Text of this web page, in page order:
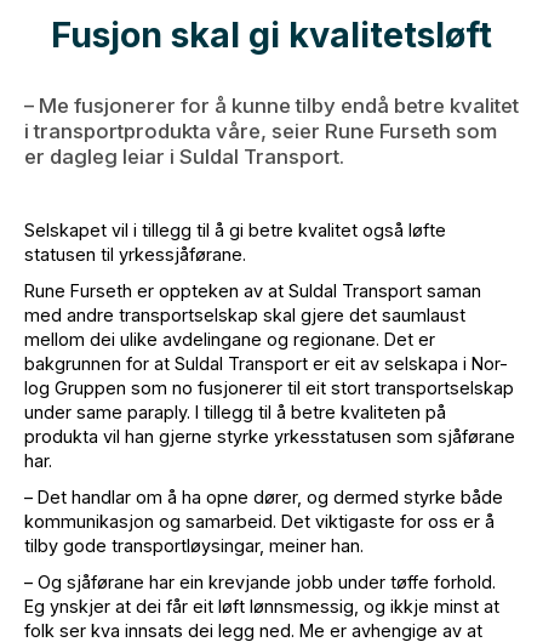
Fusjon skal gi kvalitetsløft
– Me fusjonerer for å kunne tilby endå betre kvalitet
i transportprodukta våre, seier Rune Furseth som
er dagleg leiar i Suldal Transport.
Selskapet vil i tillegg til å gi betre kvalitet også løfte
statusen til yrkessjåførane.
Rune Furseth er oppteken av at Suldal Transport saman
med andre transportselskap skal gjere det saumlaust
mellom dei ulike avdelingane og regionane. Det er
bakgrunnen for at Suldal Transport er eit av selskapa i Nor-
log Gruppen som no fusjonerer til eit stort transportselskap
under same paraply. I tillegg til å betre kvaliteten på
produkta vil han gjerne styrke yrkesstatusen som sjåførane
har.
– Det handlar om å ha opne dører, og dermed styrke både
kommunikasjon og samarbeid. Det viktigaste for oss er å
tilby gode transportløysingar, meiner han.
– Og sjåførane har ein krevjande jobb under tøffe forhold.
Eg ynskjer at dei får eit løft lønnsmessig, og ikkje minst at
folk ser kva innsats dei legg ned. Me er avhengige av at